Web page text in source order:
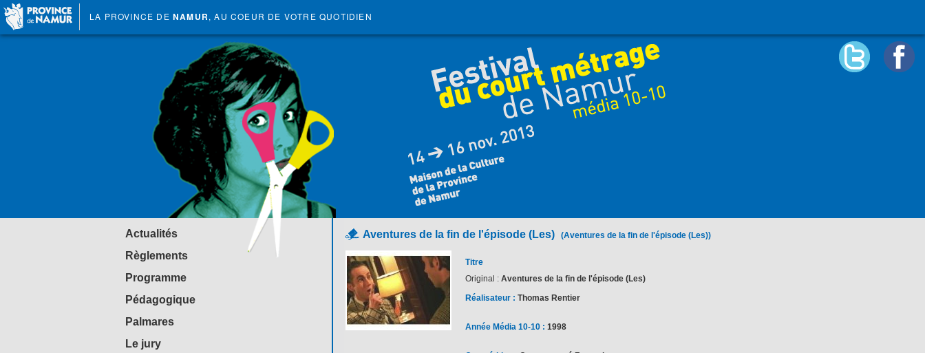
LA PROVINCE DE NAMUR, AU COEUR DE VOTRE QUOTIDIEN
Actualités
Règlements
Programme
Pédagogique
Palmares
Le jury
Aventures de la fin de l'épisode (Les) (Aventures de la fin de l'épisode (Les))
Titre
Original : Aventures de la fin de l'épisode (Les)
Réalisateur : Thomas Rentier
Année Média 10-10 : 1998